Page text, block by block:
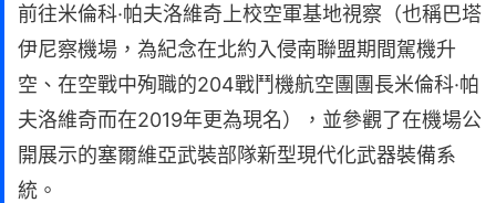
前往米倫科·帕夫洛維奇上校空軍基地視察（也稱巴塔
伊尼察機場，為紀念在北約入侵南聯盟期間駕機升
空、在空戰中殉職的204戰鬥機航空團團長米倫科·帕
夫洛維奇而在2019年更為現名），並參觀了在機場公
開展示的塞爾維亞武裝部隊新型現代化武器裝備系
統。